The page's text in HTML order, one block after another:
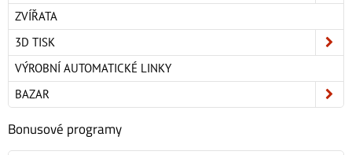
ZVÍŘATA
3D TISK
VÝROBNÍ AUTOMATICKÉ LINKY
BAZAR
Bonusové programy